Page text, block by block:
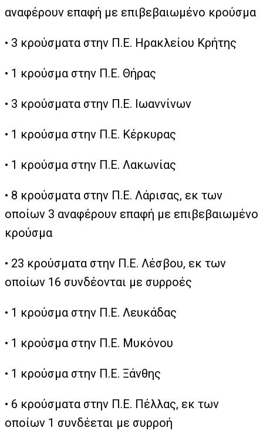
αναφέρουν επαφή με επιβεβαιωμένο κρούσμα
• 3 κρούσματα στην Π.Ε. Ηρακλείου Κρήτης
• 1 κρούσμα στην Π.Ε. Θήρας
• 3 κρούσματα στην Π.Ε. Ιωαννίνων
• 1 κρούσμα στην Π.Ε. Κέρκυρας
• 1 κρούσμα στην Π.Ε. Λακωνίας
• 8 κρούσματα στην Π.Ε. Λάρισας, εκ των
οποίων 3 αναφέρουν επαφή με επιβεβαιωμένο
κρούσμα
• 23 κρούσματα στην Π.Ε. Λέσβου, εκ των
οποίων 16 συνδέονται με συρροές
• 1 κρούσμα στην Π.Ε. Λευκάδας
• 1 κρούσμα στην Π.Ε. Μυκόνου
• 1 κρούσμα στην Π.Ε. Ξάνθης
• 6 κρούσματα στην Π.Ε. Πέλλας, εκ των
οποίων 1 συνδέεται με συρροή